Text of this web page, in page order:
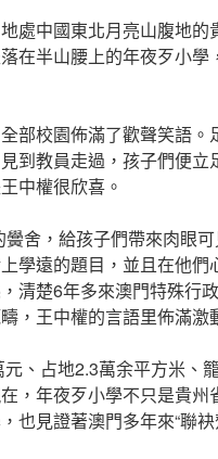
處中國東北月亮山腹地
在半山腰上的年夜歹小
部校園佈滿了歡聲笑語
到教員走過，孩子們便
中權很欣喜。
黌舍，給孩子們帶來肉眼
學遠的題目，並且在他們
清楚6年多來澳門特殊行
，王中權的言語里佈滿激
、占地2.3萬余平方米、
年夜歹小學不只是貴州
也見證著澳門多年來“聯袂